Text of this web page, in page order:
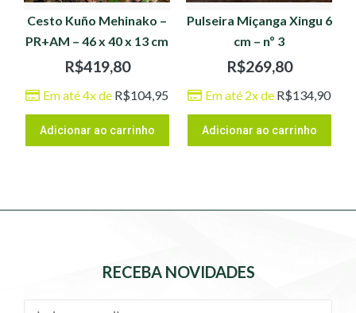
Cesto Kuño Mehinako –
PR+AM – 46 x 40 x 13 cm
R$419,80
Em até 4x de R$104,95
Adicionar ao carrinho
Pulseira Miçanga Xingu 6
cm – nº 3
R$269,80
Em até 2x de R$134,90
Adicionar ao carrinho
RECEBA NOVIDADES